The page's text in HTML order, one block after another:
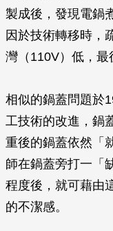
製成後，發現電鍋
因於技術轉移時，
灣（110V）低，最
相似的鍋蓋問題於
工技術的改進，鍋
重後的鍋蓋依然「
師在鍋蓋旁打一「
程度後，就可藉由
的不潔感。